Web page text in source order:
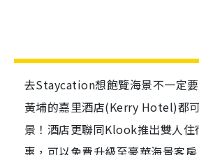
去Staycation想飽覽海景不一定
黃埔的嘉里酒店(Kerry Hotel)都
景！酒店更聯同Klook推出雙人住
惠，可以免費升級至豪華海景客